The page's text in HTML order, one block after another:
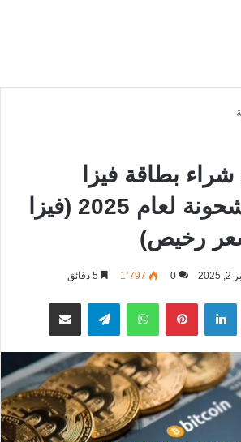
بطاقة فيزا
افتراضية مشحونة لعام 2025 (فيزا
رخيص)
0 1٬797
لينكدإن بينتيريستواتساب تيلقرام مشاركة عبر البريد